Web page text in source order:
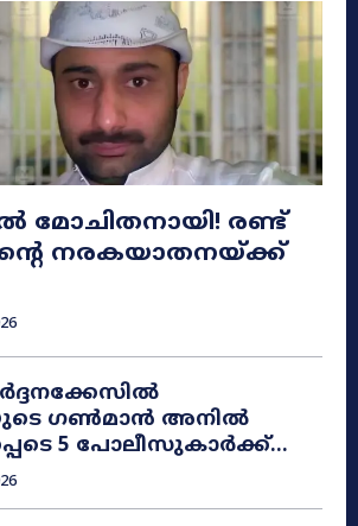
മോചിതനായി! രണ്ട്
നരകയാതനയ്ക്ക്
ഗൺമാൻ അനിൽ
5 പോലീസുകാർക്ക്...